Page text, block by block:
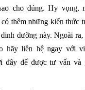
cho đúng. Hy vọng,
thêm những kiến thức
dưỡng này. Ngoài
hãy liên hệ ngay với
đây để được tư vấn và